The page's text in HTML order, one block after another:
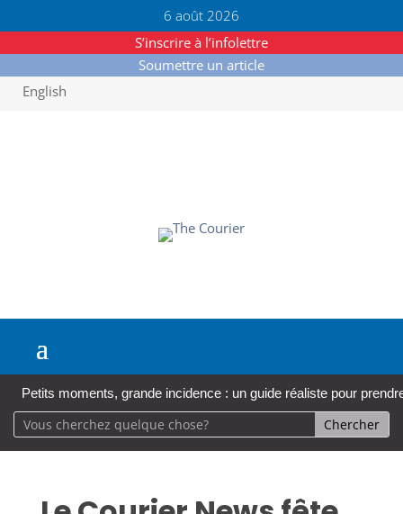
6 août 2026
S’inscrire à l’infolettre
Soumettre un article
English
Petits moments, grande incidence : un guide réaliste pour